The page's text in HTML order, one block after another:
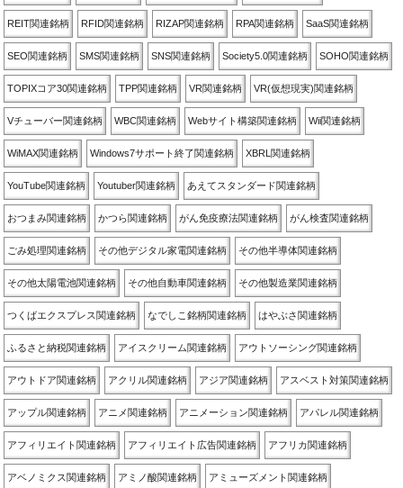
REIT関連銘柄 RFID関連銘柄 RIZAP関連銘柄 RPA関連銘柄 SaaS関連銘柄
SEO関連銘柄 SMS関連銘柄 SNS関連銘柄 Society5.0関連銘柄 SOHO関連銘柄
TOPIXコア30関連銘柄 TPP関連銘柄 VR関連銘柄 VR(仮想現実)関連銘柄
Vチューバー関連銘柄 WBC関連銘柄 Webサイト構築関連銘柄 Wii関連銘柄
WiMAX関連銘柄 Windows7サポート終了関連銘柄 XBRL関連銘柄
YouTube関連銘柄 Youtuber関連銘柄 あえてスタンダード関連銘柄
おつまみ関連銘柄 かつら関連銘柄 がん免疫療法関連銘柄 がん検査関連銘柄
ごみ処理関連銘柄 その他デジタル家電関連銘柄 その他半導体関連銘柄
その他太陽電池関連銘柄 その他自動車関連銘柄 その他製造業関連銘柄
つくばエクスプレス関連銘柄 なでしこ銘柄関連銘柄 はやぶさ関連銘柄
ふるさと納税関連銘柄 アイスクリーム関連銘柄 アウトソーシング関連銘柄
アウトドア関連銘柄 アクリル関連銘柄 アジア関連銘柄 アスベスト対策関連銘柄
アップル関連銘柄 アニメ関連銘柄 アニメーション関連銘柄 アパレル関連銘柄
アフィリエイト関連銘柄 アフィリエイト広告関連銘柄 アフリカ関連銘柄
アベノミクス関連銘柄 アミノ酸関連銘柄 アミューズメント関連銘柄